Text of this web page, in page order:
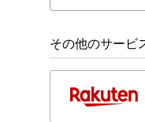
その他のサービ